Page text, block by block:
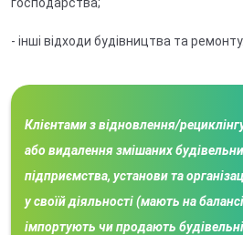
- інші відходи будівництва та ремонту.
Клієнтами з відновлення/
або видалення змішаних
підприємства, установи та
у своїй діяльності (мають на
імпортують чи продають